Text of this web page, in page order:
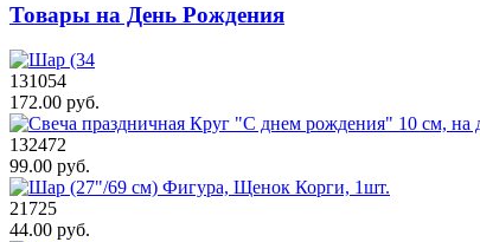
Товары на День Рождения
131054
172.00 руб.
132472
99.00 руб.
21725
44.00 руб.